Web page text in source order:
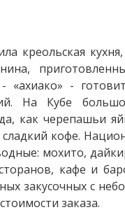
креольская
«ахиако» -
На Кубе
как черепашьи
кофе.
мохито,
кафе и
закусочных с
заказа.